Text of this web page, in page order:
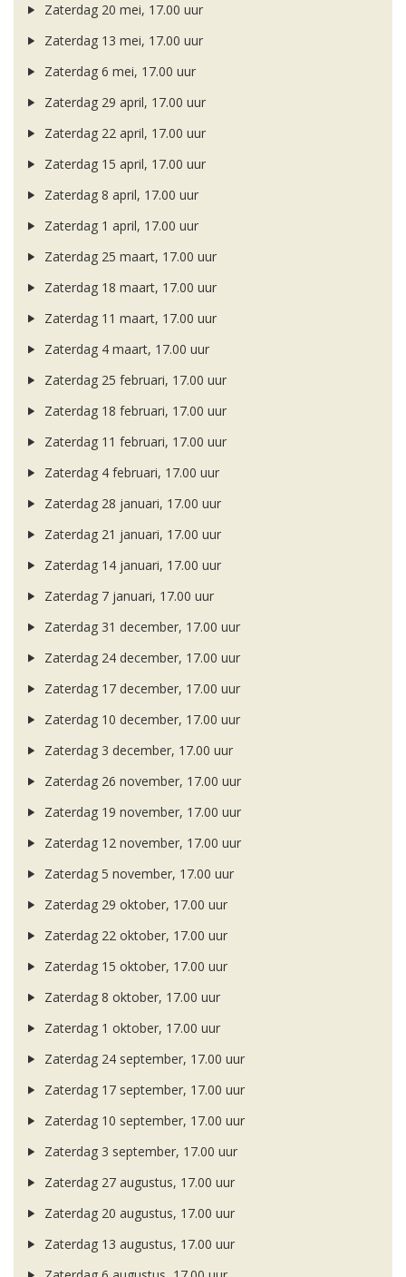
Zaterdag 20 mei, 17.00 uur
Zaterdag 13 mei, 17.00 uur
Zaterdag 6 mei, 17.00 uur
Zaterdag 29 april, 17.00 uur
Zaterdag 22 april, 17.00 uur
Zaterdag 15 april, 17.00 uur
Zaterdag 8 april, 17.00 uur
Zaterdag 1 april, 17.00 uur
Zaterdag 25 maart, 17.00 uur
Zaterdag 18 maart, 17.00 uur
Zaterdag 11 maart, 17.00 uur
Zaterdag 4 maart, 17.00 uur
Zaterdag 25 februari, 17.00 uur
Zaterdag 18 februari, 17.00 uur
Zaterdag 11 februari, 17.00 uur
Zaterdag 4 februari, 17.00 uur
Zaterdag 28 januari, 17.00 uur
Zaterdag 21 januari, 17.00 uur
Zaterdag 14 januari, 17.00 uur
Zaterdag 7 januari, 17.00 uur
Zaterdag 31 december, 17.00 uur
Zaterdag 24 december, 17.00 uur
Zaterdag 17 december, 17.00 uur
Zaterdag 10 december, 17.00 uur
Zaterdag 3 december, 17.00 uur
Zaterdag 26 november, 17.00 uur
Zaterdag 19 november, 17.00 uur
Zaterdag 12 november, 17.00 uur
Zaterdag 5 november, 17.00 uur
Zaterdag 29 oktober, 17.00 uur
Zaterdag 22 oktober, 17.00 uur
Zaterdag 15 oktober, 17.00 uur
Zaterdag 8 oktober, 17.00 uur
Zaterdag 1 oktober, 17.00 uur
Zaterdag 24 september, 17.00 uur
Zaterdag 17 september, 17.00 uur
Zaterdag 10 september, 17.00 uur
Zaterdag 3 september, 17.00 uur
Zaterdag 27 augustus, 17.00 uur
Zaterdag 20 augustus, 17.00 uur
Zaterdag 13 augustus, 17.00 uur